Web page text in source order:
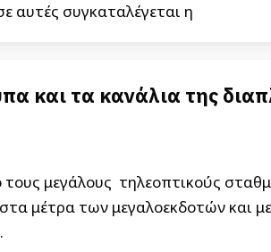
αυτές συγκαταλέγεται η
και τα κανάλια της
μεγάλους τηλεοπτικούς
μέτρα των μεγαλοεκδοτών και